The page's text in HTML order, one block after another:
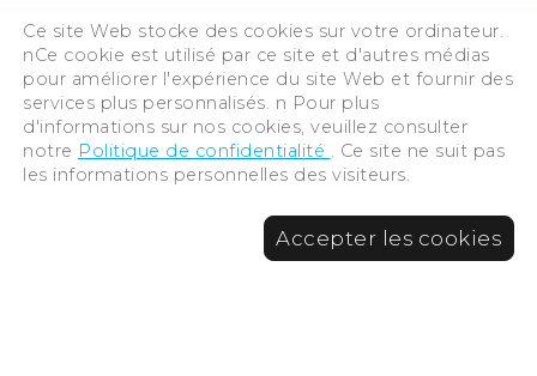
©Hiroshima Tourism Association /
Hiroshima Prefecture / Hiroshima City .
All rights reserved
Ce site Web stocke des cookies sur votre ordinateur.
nCe cookie est utilisé par ce site et d'autres médias
pour améliorer l'expérience du site Web et fournir des
services plus personnalisés. n Pour plus
d'informations sur nos cookies, veuillez consulter
notre Politique de confidentialité . Ce site ne suit pas
les informations personnelles des visiteurs.
Accepter les cookies